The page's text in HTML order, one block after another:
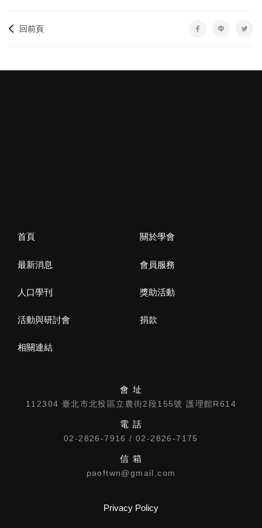
回前頁
首頁 關於學會
最新消息 會員服務
人口學刊 獎助活動
活動與研討會 捐款
相關連結
會 址
112304 臺北市北投區立農街2段155號 護理館R614
電 話
02-2826-7916 / 02-2826-7175
信 箱
paoftwn@gmail.com
Privacy Policy